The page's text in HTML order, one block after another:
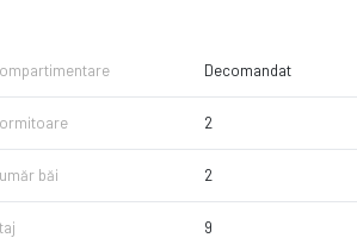
Decomandat
2
băi 2
9